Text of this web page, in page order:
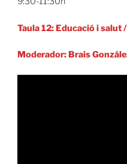
Taula 12:Educació i salut
Moderador: Brais